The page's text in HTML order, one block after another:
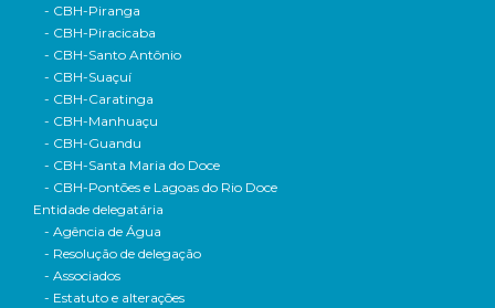
- CBH-Piranga
- CBH-Piracicaba
- CBH-Santo Antônio
- CBH-Suaçuí
- CBH-Caratinga
- CBH-Manhuaçu
- CBH-Guandu
- CBH-Santa Maria do Doce
- CBH-Pontões e Lagoas do Rio Doce
Entidade delegatária
- Agência de Água
- Resolução de delegação
- Associados
- Estatuto e alterações